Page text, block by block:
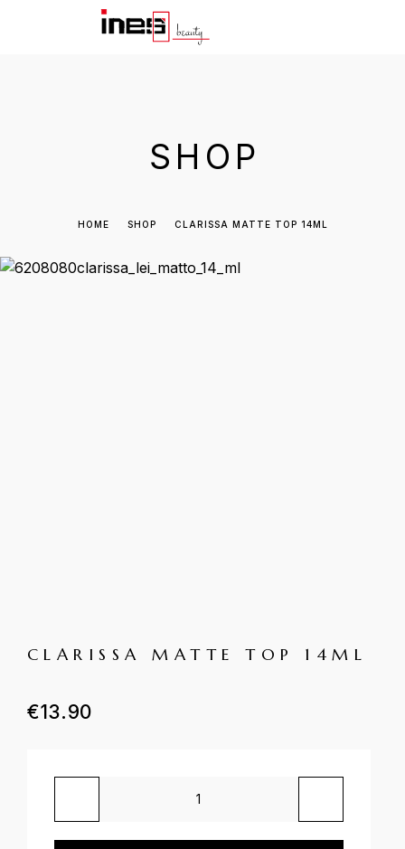
SHOP
HOME SHOP CLARISSA MATTE TOP 14ML
CLARISSA MATTE TOP 14ML
€13.90